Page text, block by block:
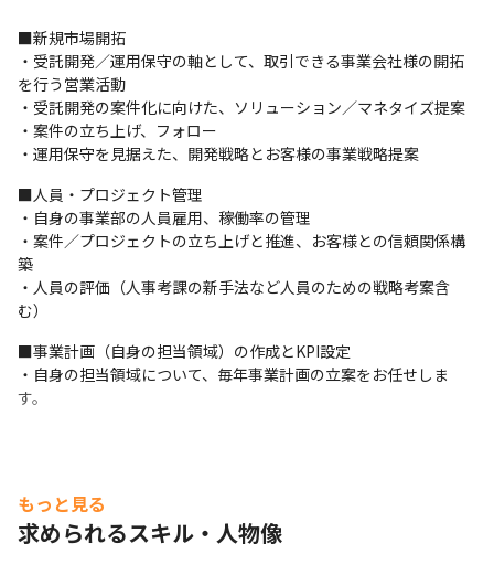
■新規市場開拓
・受託開発／運用保守の軸として、取引できる事業会社様の開拓
を行う営業活動
・受託開発の案件化に向けた、ソリューション／マネタイズ提案
・案件の立ち上げ、フォロー
・運用保守を見据えた、開発戦略とお客様の事業戦略提案
■人員・プロジェクト管理
・自身の事業部の人員雇用、稼働率の管理
・案件／プロジェクトの立ち上げと推進、お客様との信頼関係構
築
・人員の評価（人事考課の新手法など人員のための戦略考案含
む）
■事業計画（自身の担当領域）の作成とKPI設定
・自身の担当領域について、毎年事業計画の立案をお任せしま
す。
もっと見る
求められるスキル・人物像